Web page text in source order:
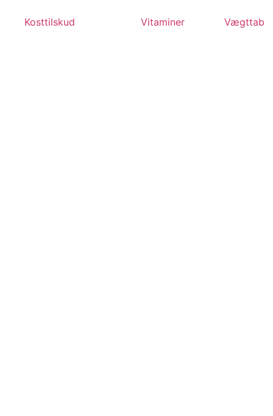
Kosttilskud Vitaminer Vægttab